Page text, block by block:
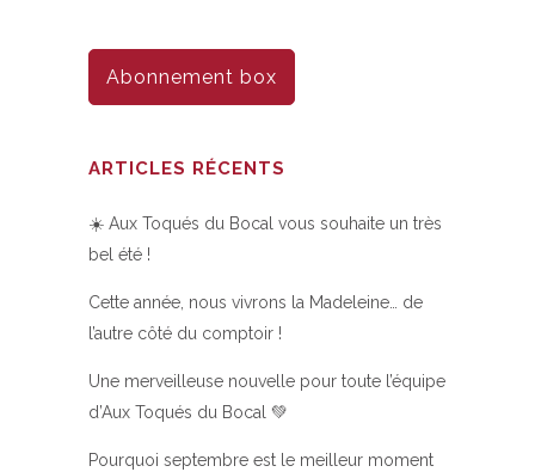
Abonnement box
ARTICLES RÉCENTS
☀️ Aux Toqués du Bocal vous souhaite un très
bel été !
Cette année, nous vivrons la Madeleine… de
l’autre côté du comptoir !
Une merveilleuse nouvelle pour toute l’équipe
d’Aux Toqués du Bocal 💚
Pourquoi septembre est le meilleur moment